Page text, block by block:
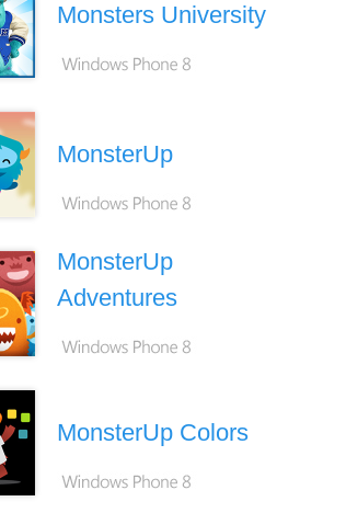
Monsters University
MonsterUp
MonsterUp
Adventures
MonsterUp Colors